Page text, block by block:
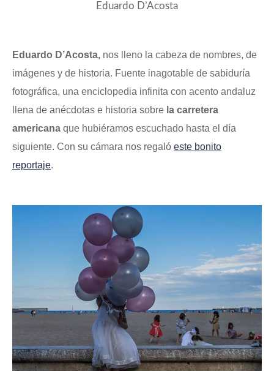
Eduardo D’Acosta
Eduardo D’Acosta, nos lleno la cabeza de nombres, de
imágenes y de historia. Fuente inagotable de sabiduría
fotográfica, una enciclopedia infinita con acento andaluz
llena de anécdotas e historia sobre la carretera
americana que hubiéramos escuchado hasta el día
siguiente. Con su cámara nos regaló este bonito
reportaje.